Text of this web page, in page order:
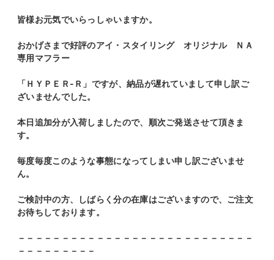
皆様お元気でいらっしゃいますか。
おかげさまで好評のアイ・スタイリング オリジナル ＮＡ
専用マフラー
「ＨＹＰＥＲ-Ｒ」ですが、納品が遅れていまして申し訳ご
ざいませんでした。
本日追加分が入荷しましたので、順次ご発送させて頂きま
す。
毎度毎度このような事態になってしまい申し訳ございませ
ん。
ご検討中の方、しばらく分の在庫はございますので、ご注文
お待ちしております。
－－－－－－－－－－－－－－－－－－－－－－－－－－－
－－－－－－－－－